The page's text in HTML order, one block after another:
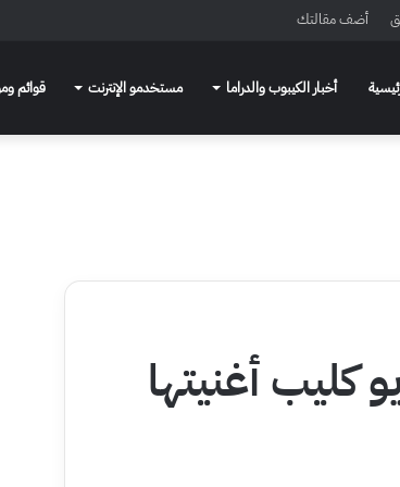
أضف مقالتك
أخبار الكيبوب والدراما مستخدمو الإنترنت قوائم
أغنيتها